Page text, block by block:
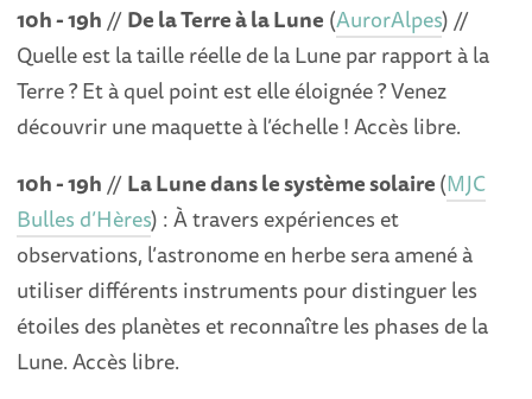
10h - 19h//De la Terre à la Lune (AurorAlpes) //
Quelle est la taille réelle de la Lune par rapport à la
Terre ? Et à quel point est elle éloignée ? Venez
découvrir une maquette à l’échelle ! Accès libre.
10h - 19h//La Lune dans le système solaire(MJC
Bulles d’Hères) : À travers expériences et
observations, l’astronome en herbe sera amené à
utiliser différents instruments pour distinguer les
étoiles des planètes et reconnaître les phases de la
Lune. Accès libre.